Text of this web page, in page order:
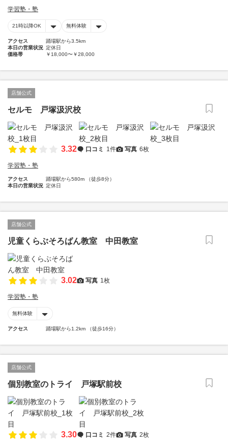
学習塾・塾
21時以降OK 無料体験
アクセス
踊場駅から3.5km
本日の営業状況 定休日
価格帯
￥18,000〜￥28,000
店舗公式
セルモ 戸塚汲沢校
3.32 口コミ 1件 写真 6枚
学習塾・塾
アクセス
踊場駅から580m （徒歩8分）
本日の営業状況 定休日
店舗公式
児童くらぶそろばん教室 中田教室
3.02 写真 1枚
学習塾・塾
無料体験
アクセス 踊場駅から1.2km （徒歩16分）
店舗公式
個別教室のトライ 戸塚駅前校
3.30 口コミ 2件 写真 2枚